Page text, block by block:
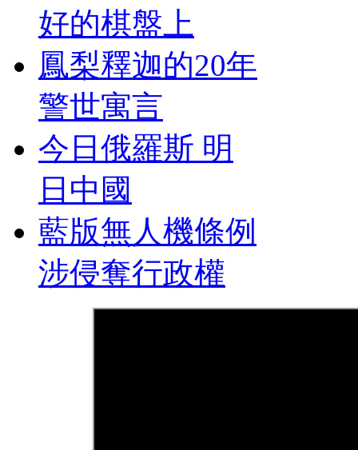
好的棋盤上
鳳梨釋迦的20年
警世寓言
今日俄羅斯 明
日中國
藍版無人機條例
涉侵奪行政權